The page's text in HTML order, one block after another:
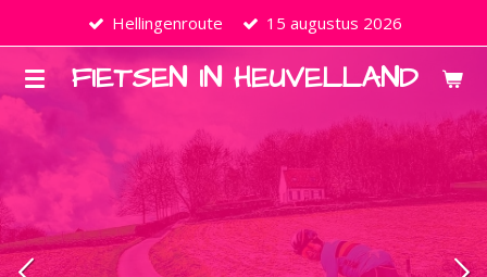
naar
hoofdinhoud
FIETSEN IN HEUVELLAND
Hellingenroute 15 augustus 2026